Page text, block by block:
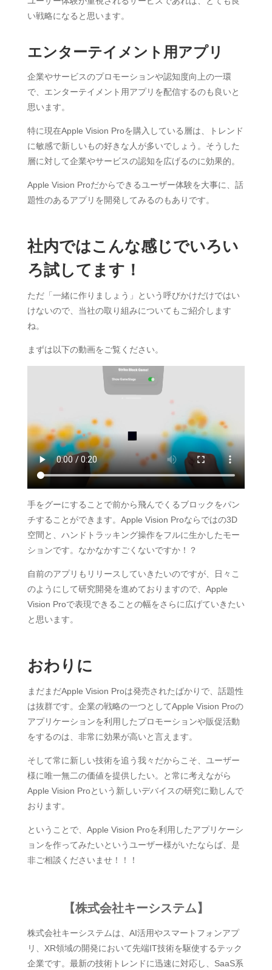
い戦略になると思います。
エンターテイメント用アプリ
企業やサービスのプロモーションや認知度向上の一環
で、エンターテイメント用アプリを配信するのも良いと
思います。
特に現在Apple Vision Proを購入している層は、トレンド
に敏感で新しいもの好きな人が多いでしょう。そうした
層に対して企業やサービスの認知を広げるのに効果的。
Apple Vision Proだからできるユーザー体験を大事に、話
題性のあるアプリを開発してみるのもありです。
社内ではこんな感じでいろい
ろ試してます！
ただ「一緒に作りましょう」という呼びかけだけではい
けないので、当社の取り組みについてもご紹介します
ね。
まずは以下の動画をご覧ください。
手をグーにすることで前から飛んでくるブロックをパン
チすることができます。Apple Vision Proならではの3D
空間と、ハンドトラッキング操作をフルに生かしたモー
ションです。なかなかすごくないですか！？
自前のアプリもリリースしていきたいのですが、日々こ
のようにして研究開発を進めておりますので、Apple
Vision Proで表現できることの幅をさらに広げていきたい
と思います。
おわりに
まだまだApple Vision Proは発売されたばかりで、話題性
は抜群です。企業の戦略の一つとしてApple Vision Proの
アプリケーションを利用したプロモーションや販促活動
をするのは、非常に効果が高いと言えます。
そして常に新しい技術を追う我々だからこそ、ユーザー
様に唯一無二の価値を提供したい。と常に考えながら
Apple Vision Proという新しいデバイスの研究に勤しんで
おります。
ということで、Apple Vision Proを利用したアプリケーシ
ョンを作ってみたいというユーザー様がいたならば、是
非ご相談くださいませ！！！
【株式会社キーシステム】
株式会社キーシステムは、AI活用やスマートフォンアプ
リ、XR領域の開発において先端IT技術を駆使するテック
企業です。最新の技術トレンドに迅速に対応し、SaaS系